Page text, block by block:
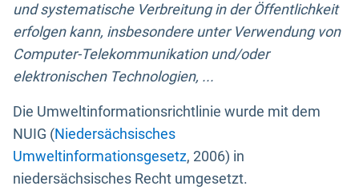
und systematische Verbreitung in der Öffentlichkeit
erfolgen kann, insbesondere unter Verwendung von
Computer-Telekommunikation und/oder
elektronischen Technologien, ...
Die Umweltinformationsrichtlinie wurde mit dem
NUIG (Niedersächsisches
Umweltinformationsgesetz, 2006) in
niedersächsisches Recht umgesetzt.